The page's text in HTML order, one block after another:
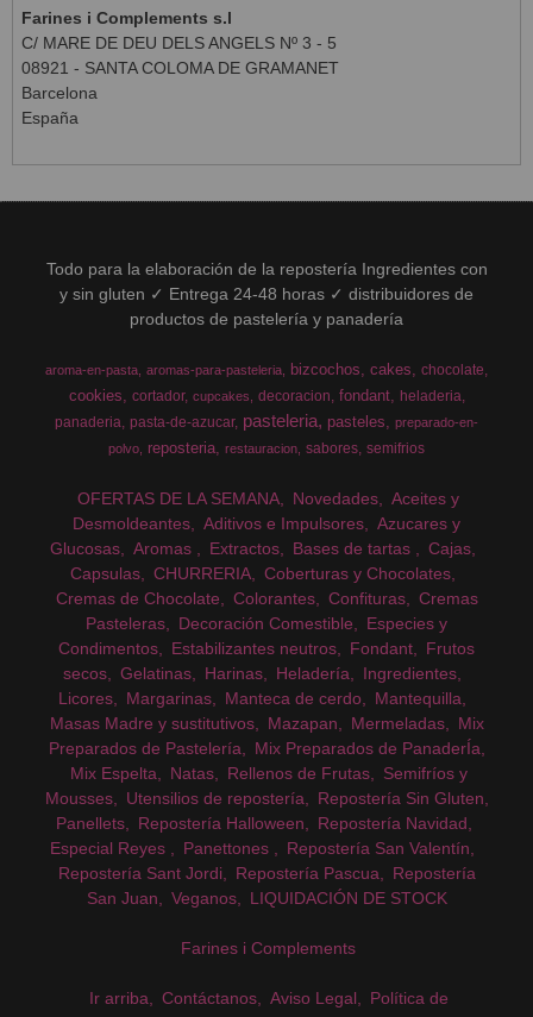
Farines i Complements s.l
C/ MARE DE DEU DELS ANGELS Nº 3 - 5
08921 - SANTA COLOMA DE GRAMANET
Barcelona
España
Todo para la elaboración de la repostería Ingredientes con
y sin gluten ✓ Entrega 24-48 horas ✓ distribuidores de
productos de pastelería y panadería
aroma-en-pasta aromas-para-pasteleria bizcochos cakes chocolate
cookies cortador cupcakes decoracion fondant
heladeria
panaderia pasta-de-azucar pasteleria pasteles
preparado-en-
polvo
reposteria restauracion sabores semifrios
OFERTAS DE LA SEMANA Novedades
Aceites y
Desmoldeantes
Aditivos e Impulsores
Azucares y
Glucosas
Aromas Extractos Bases de tartas
Cajas
Capsulas
CHURRERIA
Coberturas y Chocolates
Cremas de Chocolate
Colorantes Confituras
Cremas
Pasteleras
Decoración Comestible
Especies y
Condimentos
Estabilizantes neutros Fondant
Frutos
secos
Gelatinas Harinas Heladería
Ingredientes
Licores
Margarinas Manteca de cerdo
Mantequilla
Masas Madre y sustitutivos
Mazapan Mermeladas
Mix
Preparados de Pastelería
Mix Preparados de PanaderÍa
Mix Espelta
Natas Rellenos de Frutas
Semifríos y
Mousses
Utensilios de repostería
Repostería Sin Gluten
Panellets
Repostería Halloween
Repostería Navidad
Especial Reyes
Panettones
Repostería San Valentín
Repostería Sant Jordi
Repostería Pascua
Repostería
San Juan
Veganos LIQUIDACIÓN DE STOCK
Farines i Complements
Ir arriba Contáctanos Aviso Legal
Política de